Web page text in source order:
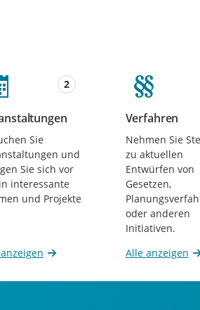
2
Sie
und
Sie sich vor
interessante
und Projekte
Verfahren
Beteiligungen
Nehmen Sie
zu aktuellen
Entwürfen von
Gesetzen,
oder anderen
Initiativen.
Alle anzeigen